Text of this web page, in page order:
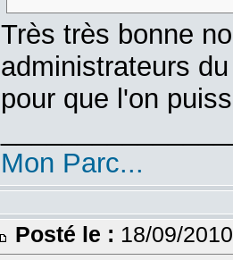
Très très bonne
administrateurs
pour que l'on
Mon Parc...
Posté le : 18/09/